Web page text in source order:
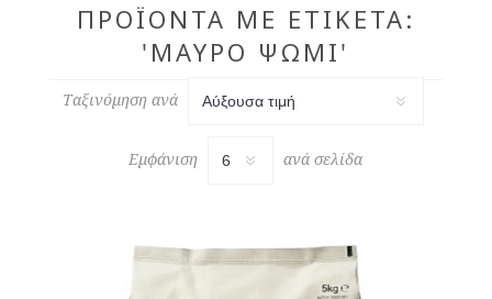
ΠΡΟΪΌΝΤΑ ΜΕ ΕΤΙΚΈΤΑ:
'ΜΑΎΡΟ ΨΩΜΊ'
Ταξινόμηση ανά
Εμφάνιση ανά σελίδα